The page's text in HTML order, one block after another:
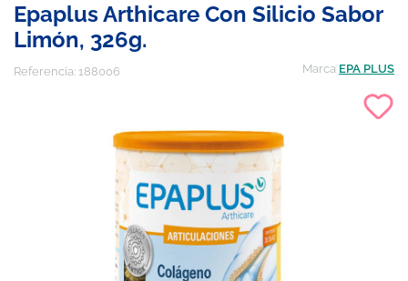
Epaplus Arthicare Con Silicio Sabor
Limón, 326g.
Referencia: 188006 Marca EPA PLUS